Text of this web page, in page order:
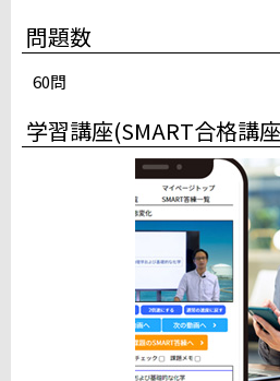
みのり台パソコン教室テストセ
サンアイルス船橋テストセンタ
スタディＰＣネット柏校
iSERVE八重洲日本橋テストセン
iSERVE池袋東口テストセンタ
赤羽駅東口テストセンター（
新宿駅前テストセンター（
立川柴崎町テストセンター
桜木町テストセンター
品川駅高輪口テストセンター
ホームコンじゅく鎌倉教室テ
問題数
60問
学習講座(SMART合格講